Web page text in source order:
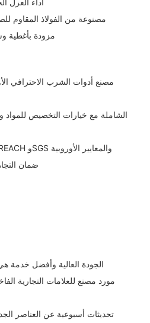
- مصنوعة من الفولاذ المقاوم للصدأ 304، مستدامة
- مزودة بأغطية
- اجتاز معايير CE وROHS وREACH وSGS والمعايير الأوروبية
- ضمان
- الجودة العالية وأفضل خدمة